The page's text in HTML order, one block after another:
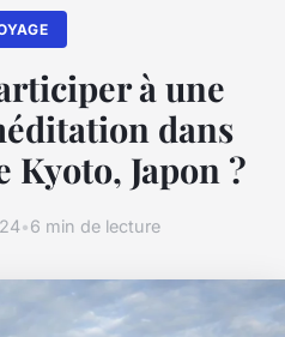
à une
dans
Kyoto, Japon ?
•6 min de lecture